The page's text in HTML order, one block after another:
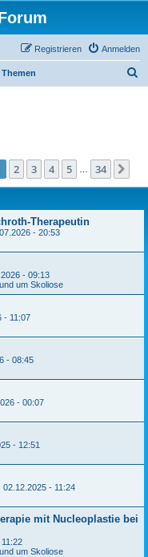
Anmelden
Registrieren
1von 34
2 3 4 5 34
Therapeutin
- 20:53
- 09:13
um Skoliose
- 11:07
- 08:45
- 00:07
- 12:51
02.12.2025 - 11:24
mit Nucleoplastie bei
um Skoliose